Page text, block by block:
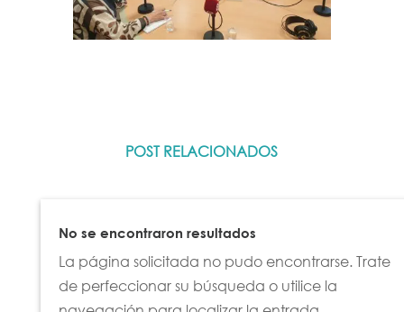
POST RELACIONADOS
No se encontraron resultados
La página solicitada no pudo encontrarse. Trate
de perfeccionar su búsqueda o utilice la